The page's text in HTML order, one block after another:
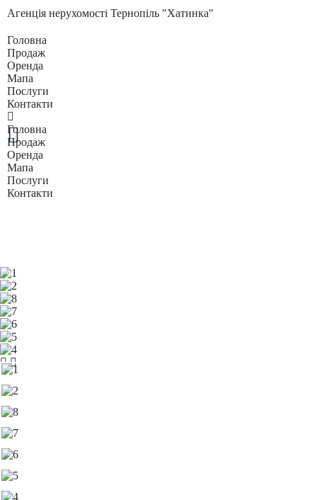
Агенція нерухомості Тернопіль "Хатинка"
Головна
Продаж
Оренда
Мапа
Послуги
Контакти
Головна
Продаж
Оренда
Мапа
Послуги
Контакти